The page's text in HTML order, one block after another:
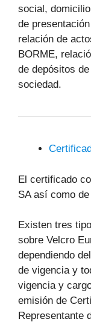
social,
de
relación de
BORME,
de depósitos
sociedad.
El certificado
SA así como
Existen tres
sobre Velcro
dependiendo
de vigencia y
vigencia y
emisión de
Representante